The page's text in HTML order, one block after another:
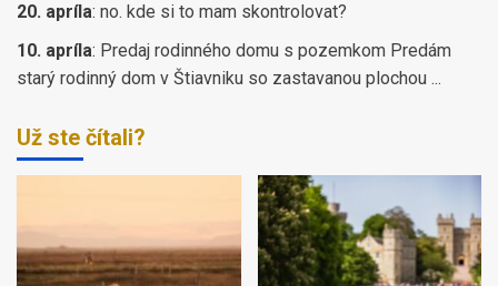
20. apríla: no. kde si to mam skontrolovat?
10. apríla: Predaj rodinného domu s pozemkom Predám
starý rodinný dom v Štiavniku so zastavanou plochou ...
Už ste čítali?